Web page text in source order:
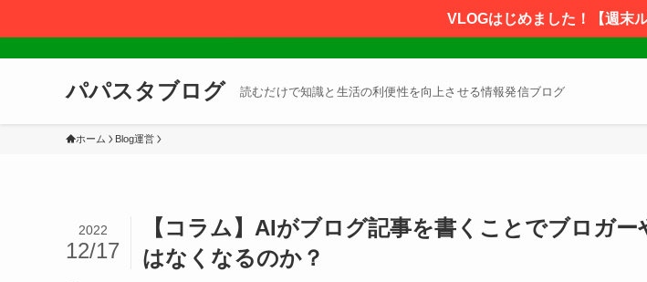
VLOGはじめました！【週末
パパスタブログ 読むだけで知識と生活の利便性を向上させる情報発信ブログ
ホーム Blog運営
【コラム】AIがブログ記事を書くことでブロガ
はなくなるのか？
2022
12/17